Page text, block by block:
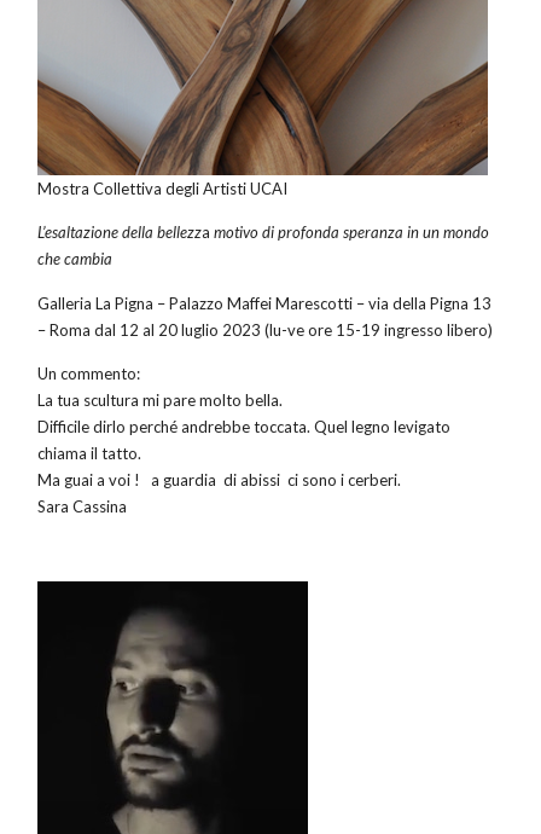
Mostra Collettiva degli Artisti UCAI
L’esaltazione della bellezzamotivo di profonda speranza in un mondo
che cambia
Galleria La Pigna – Palazzo Maffei Marescotti – via della Pigna 13
– Roma dal 12 al 20 luglio 2023 (lu-ve ore 15-19 ingresso libero)
Un commento:
La tua scultura mi pare molto bella.
Difficile dirlo perché andrebbe toccata. Quel legno levigato
chiama il tatto.
Ma guai a voi ! a guardia di abissi ci sono i cerberi.
Sara Cassina